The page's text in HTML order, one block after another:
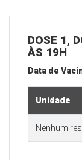
DOSE 1,
ÀS 19H
Data de
Unidade
Nenhum